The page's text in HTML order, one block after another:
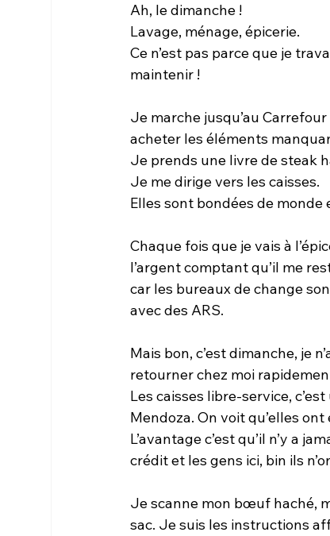
Ah, le dimanche !
Lavage, ménage, épicerie.
Ce n’est pas parce que je
maintenir !
Je marche jusqu’au
acheter les éléments
Je prends une livre de steak
Je me dirige vers les caisses.
Elles sont bondées de monde
Chaque fois que je vais à
l’argent comptant qu’il me
car les bureaux de change
avec des ARS.
Mais bon, c’est dimanche, je
retourner chez moi
Les caisses libre-service,
Mendoza. On voit qu’elles
L’avantage c’est qu’il n’y a
crédit et les gens ici, bin ils
Je scanne mon bœuf haché,
sac. Je suis les instructions